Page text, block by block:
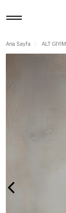
Ana Sayfa ALT GİYİM